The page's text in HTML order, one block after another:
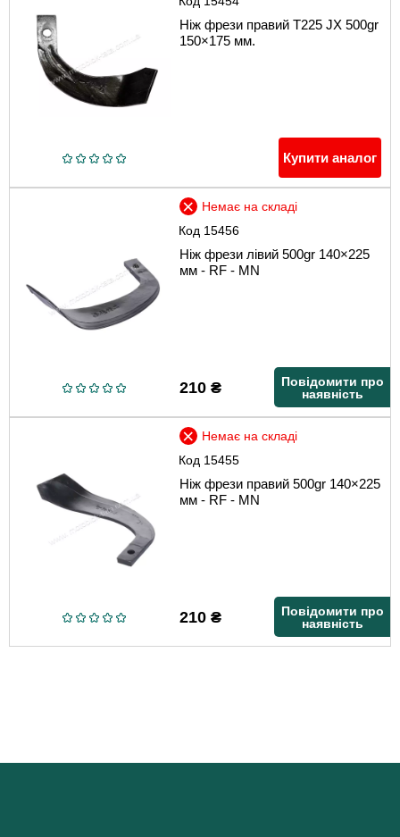
Ніж фрези правий Т225 JX 500gr
150×175 мм.
Купити аналог
Код 15456
Немає на складі
Ніж фрези лівий 500gr 140×225
мм - RF - MN
210₴
Повідомити про
наявність
Код 15455
Немає на складі
Ніж фрези правий 500gr 140×225
мм - RF - MN
210₴
Повідомити про
наявність